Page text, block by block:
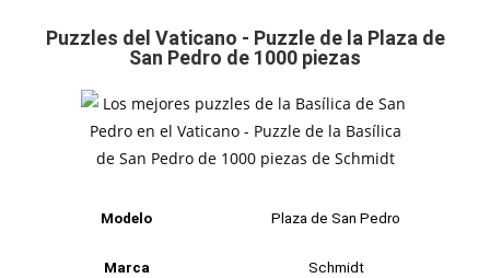
Puzzles del Vaticano - Puzzle de la Plaza de
San Pedro de 1000 piezas
Modelo Plaza de San Pedro
Marca Schmidt